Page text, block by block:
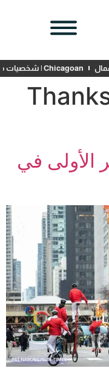
Chicagoan | شخصيات محلية
الأولى في